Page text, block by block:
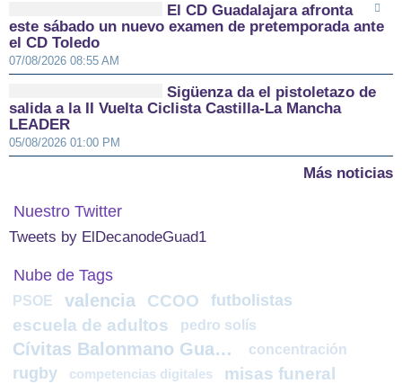
El CD Guadalajara afronta
este sábado un nuevo examen de pretemporada ante
el CD Toledo
07/08/2026 08:55 AM
Sigüenza da el pistoletazo de
salida a la II Vuelta Ciclista Castilla-La Mancha
LEADER
05/08/2026 01:00 PM
Más noticias
Nuestro Twitter
Tweets by ElDecanodeGuad1
Nube de Tags
PSOE valencia CCOO futbolistas
escuela de adultos pedro solís
Cívitas Balonmano Guadalajara concentración
rugby competencias digitales misas funeral